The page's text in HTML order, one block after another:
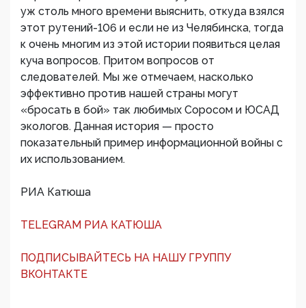
уж столь много времени выяснить, откуда взялся
этот рутений-106 и если не из Челябинска, тогда
к очень многим из этой истории появиться целая
куча вопросов. Притом вопросов от
следователей. Мы же отмечаем, насколько
эффективно против нашей страны могут
«бросать в бой» так любимых Соросом и ЮСАД
экологов. Данная история — просто
показательный пример информационной войны с
их использованием.
РИА Катюша
TELEGRAM РИА КАТЮША
ПОДПИСЫВАЙТЕСЬ НА НАШУ ГРУППУ
ВКОНТАКТЕ